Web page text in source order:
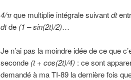
4/πque multiplie intégrale suivantdt
dtde (1 – sin(2t)/2)…
Je n’ai pas la moindre idée de ce que
seconde (t + cos(2t)/4) : ce sont
demandé à ma TI-89 la dernière fois